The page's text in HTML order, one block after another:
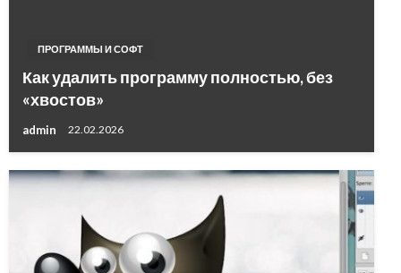
ПРОГРАММЫ И СОФТ
Как удалить программу полностью, без
«хвостов»
admin 22.02.2026